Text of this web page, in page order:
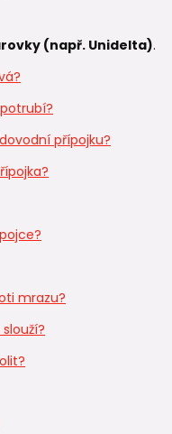
(např. Unidelta).
potrubí?
přípojku?
mrazu?